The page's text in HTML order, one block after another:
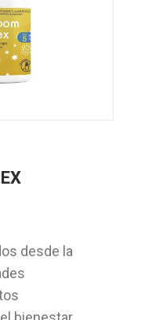
desde la